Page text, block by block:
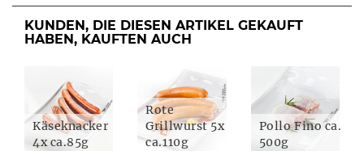
KUNDEN, DIE DIESEN ARTIKEL GEKAUFT
HABEN, KAUFTEN AUCH
Käseknacker
4x ca.85g
Rote
Grillwurst 5x
ca.110g
Pollo Fino ca.
500g